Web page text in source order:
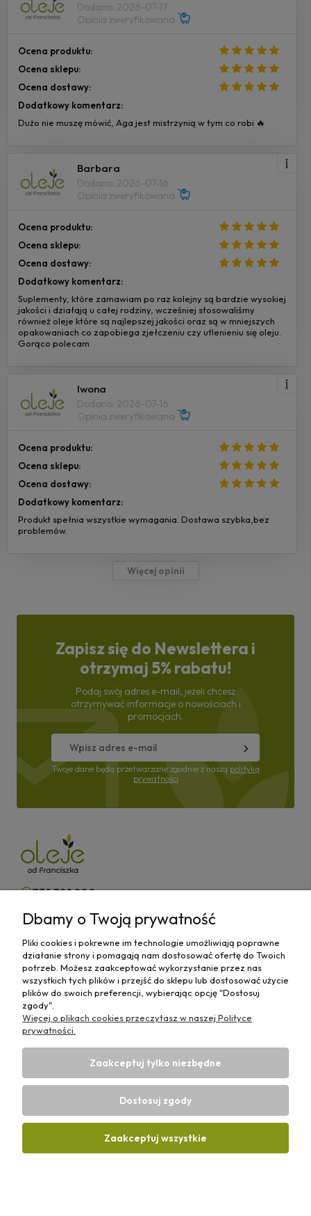
Dodano: 2026-07-17
Opinia zweryfikowana
Ocena produktu:
Ocena sklepu:
Ocena dostawy:
Dodatkowy komentarz:
Dużo nie muszę mówić, Aga jest mistrzynią w tym co robi 🔥
Barbara
Dodano: 2026-07-16
Opinia zweryfikowana
Ocena produktu:
Ocena sklepu:
Ocena dostawy:
Dodatkowy komentarz:
Suplementy, które zamawiam po raz kolejny są bardzie wysokiej
jakości i działają u całej rodziny, wcześniej stosowaliśmy
również oleje które są najlepszej jakości oraz są w mniejszych
opakowaniach co zapobiega zjełczeniu czy utlenieniu się oleju.
Gorąco polecam
Iwona
Dodano: 2026-07-16
Opinia zweryfikowana
Ocena produktu:
Ocena sklepu:
Ocena dostawy:
Dodatkowy komentarz:
Produkt spełnia wszystkie wymagania. Dostawa szybka,bez
problemów.
Więcej opinii
Zapisz się do Newslettera i
otrzymaj 5% rabatu!
Podaj swój adres e-mail, jeżeli chcesz
otrzymywać informacje o nowościach i
promocjach.
Twoje dane będą przetwarzane zgodnie z naszą polityką
prywatności
732 322 800
kontakt@olejeodfranciszka.pl
Sklep stacjonarny
63-400 Ostrów Wielkopolski,
ul.Różana 29/1
Informacje
Płatności i Dostawy
Projekt i wykonanie:Ecommercy.pl
Dbamy o Twoją prywatność
Pliki cookies i pokrewne im technologie umożliwiają poprawne
działanie strony i pomagają nam dostosować ofertę do Twoich
potrzeb. Możesz zaakceptować wykorzystanie przez nas
wszystkich tych plików i przejść do sklepu lub dostosować użycie
plików do swoich preferencji, wybierając opcję "Dostosuj
zgody".
Więcej o plikach cookies przeczytasz w naszej Polityce
prywatności.
Zaakceptuj tylko niezbędne
Dostosuj zgody
Zaakceptuj wszystkie